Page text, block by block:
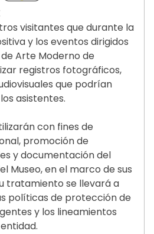
visitantes que durante la
y los eventos dirigidos
Arte Moderno de
registros fotográficos,
que podrían
asistentes.
con fines de
promoción de
y documentación del
Museo, en el marco de sus
tratamiento se llevará a
políticas de protección de
y los lineamientos